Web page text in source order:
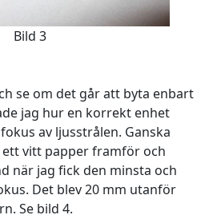
Bild 3
se om det går att byta enbart
jag hur en korrekt enhet
av ljusstrålen. Ganska
vitt papper framför och
när jag fick den minsta och
Det blev 20 mm utanför
Se bild 4.